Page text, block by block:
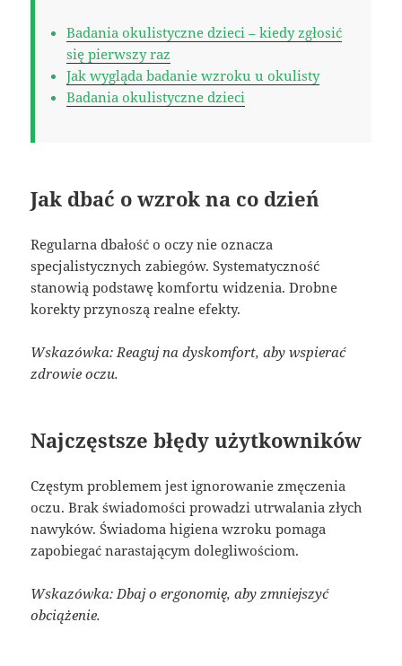
Badania okulistyczne dzieci – kiedy zgłosić
się pierwszy raz
Jak wygląda badanie wzroku u okulisty
Badania okulistyczne dzieci
Jak dbać o wzrok na co dzień
Regularna dbałość o oczy nie oznacza
specjalistycznych zabiegów. Systematyczność
stanowią podstawę komfortu widzenia. Drobne
korekty przynoszą realne efekty.
Wskazówka: Reaguj na dyskomfort, aby wspierać
zdrowie oczu.
Najczęstsze błędy użytkowników
Częstym problemem jest ignorowanie zmęczenia
oczu. Brak świadomości prowadzi utrwalania złych
nawyków. Świadoma higiena wzroku pomaga
zapobiegać narastającym dolegliwościom.
Wskazówka: Dbaj o ergonomię, aby zmniejszyć
obciążenie.